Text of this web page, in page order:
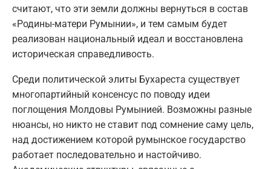
считают, что эти земли должны вернуться в состав
«Родины-матери Румынии», и тем самым будет
реализован национальный идеал и восстановлена
историческая справедливость.
Среди политической элиты Бухареста существует
многопартийный консенсус по поводу идеи
поглощения Молдовы Румынией. Возможны разные
нюансы, но никто не ставит под сомнение саму цель,
над достижением которой румынское государство
работает последовательно и настойчиво.